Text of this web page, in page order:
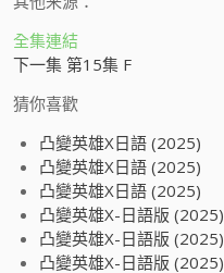
全集連結
下一集 第15集 F
猜你喜歡
凸變英雄X日語 (2025)
凸變英雄X日語 (2025)
凸變英雄X日語 (2025)
凸變英雄X-日語版 (2025)
凸變英雄X-日語版 (2025)
凸變英雄X-日語版 (2025)